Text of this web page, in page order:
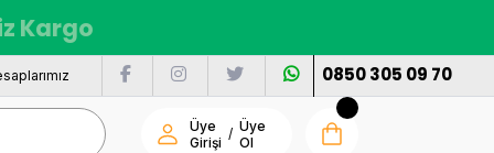
Kargo
0850 305 09 70
Üye
Girişi
/ Üye
Ol